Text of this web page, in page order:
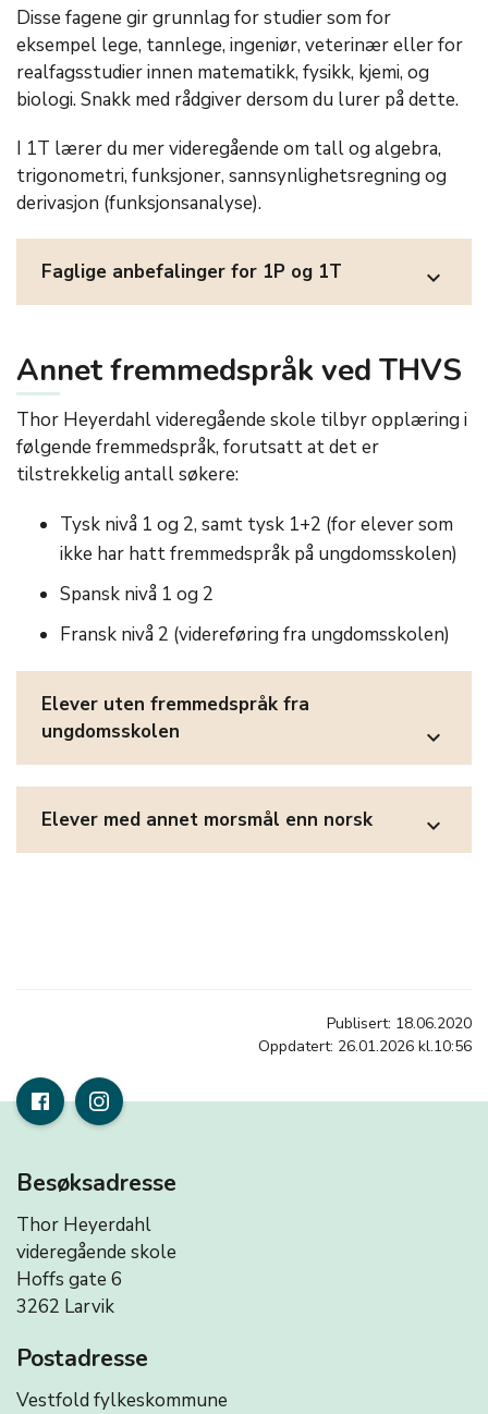
Disse fagene gir grunnlag for studier som for
eksempel lege, tannlege, ingeniør, veterinær eller for
realfagsstudier innen matematikk, fysikk, kjemi, og
biologi. Snakk med rådgiver dersom du lurer på dette.
I 1T lærer du mer videregående om tall og algebra,
trigonometri, funksjoner, sannsynlighetsregning og
derivasjon (funksjonsanalyse).
Faglige anbefalinger for 1P og 1T expand_more
Annet fremmedspråk ved THVS
Thor Heyerdahl videregående skole tilbyr opplæring i
følgende fremmedspråk, forutsatt at det er
tilstrekkelig antall søkere:
Tysk nivå 1 og 2, samt tysk 1+2 (for elever som
ikke har hatt fremmedspråk på ungdomsskolen)
Spansk nivå 1 og 2
Fransk nivå 2 (videreføring fra ungdomsskolen)
Elever uten fremmedspråk fra
ungdomsskolen
expand_more
Elever med annet morsmål enn norsk expand_more
Publisert: 18.06.2020
Oppdatert: 26.01.2026 kl.10:56
Besøksadresse
Thor Heyerdahl
videregående skole
Hoffs gate 6
3262 Larvik
Postadresse
Vestfold fylkeskommune